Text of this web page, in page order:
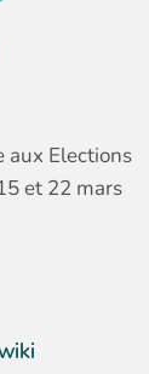
aux Elections
et 22 mars